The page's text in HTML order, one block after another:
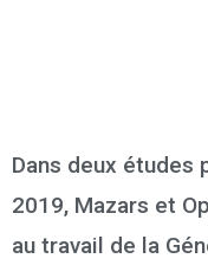
Dans deux études
2019, Mazars et
au travail de la